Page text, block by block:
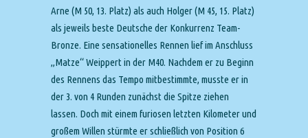
Arne (M 50, 13. Platz) als auch Holger (M 45, 15. Platz)
als jeweils beste Deutsche der Konkurrenz Team-
Bronze. Eine sensationelles Rennen lief im Anschluss
„Matze“ Weippert in der M40. Nachdem er zu Beginn
des Rennens das Tempo mitbestimmte, musste er in
der 3. von 4 Runden zunächst die Spitze ziehen
lassen. Doch mit einem furiosen letzten Kilometer und
großem Willen stürmte er schließlich von Position 6